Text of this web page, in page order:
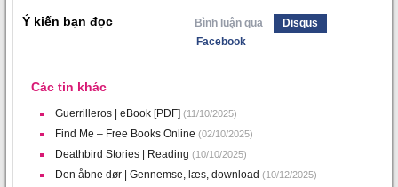
Ý kiến bạn đọc Bình luận qua
Disqus
Facebook
Các tin khác
Guerrilleros | eBook [PDF] (11/10/2025)
Find Me – Free Books Online (02/10/2025)
Deathbird Stories | Reading (10/10/2025)
Den åbne dør | Gennemse, læs, download (10/12/2025)